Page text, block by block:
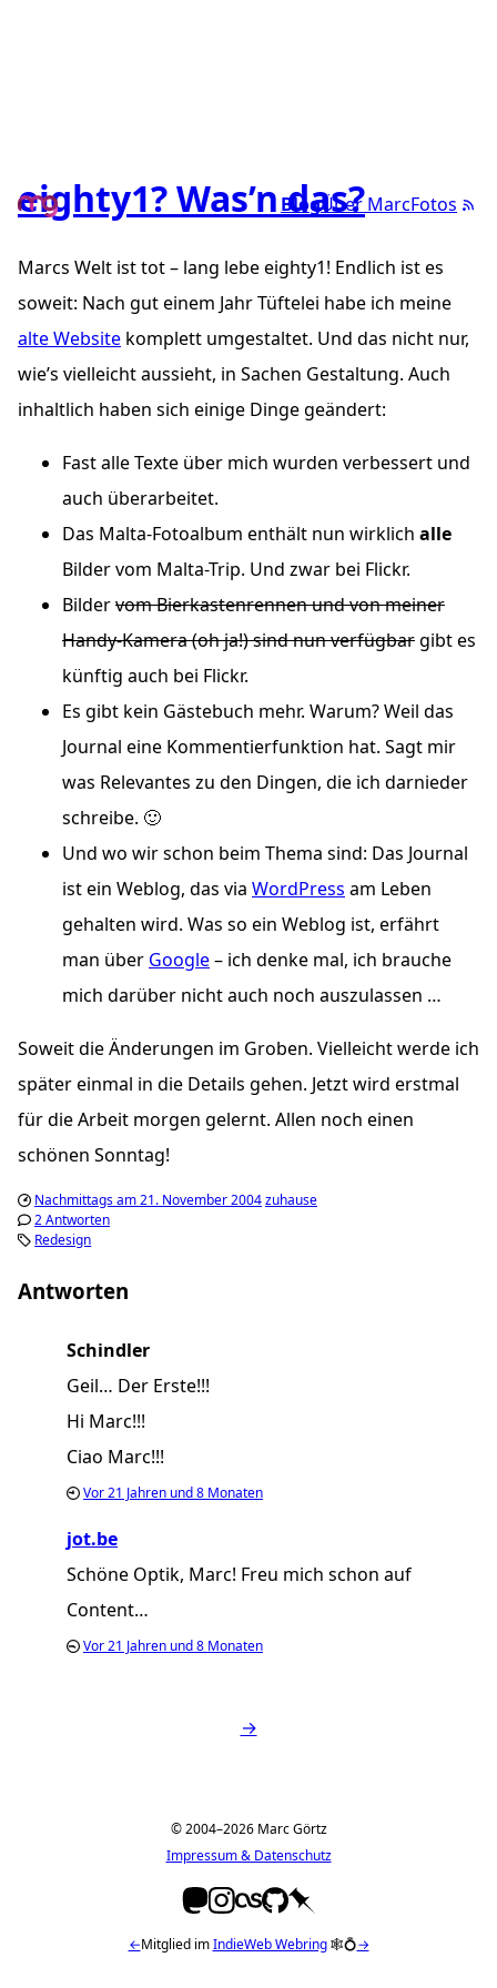
BlogÜber MarcFotos
eighty1? Was’n das?
Marcs Welt ist tot – lang lebe eighty1! Endlich ist es
soweit: Nach gut einem Jahr Tüftelei habe ich meine
alte Website komplett umgestaltet. Und das nicht nur,
wie’s vielleicht aussieht, in Sachen Gestaltung. Auch
inhaltlich haben sich einige Dinge geändert:
Fast alle Texte über mich wurden verbessert und
auch überarbeitet.
Das Malta-Fotoalbum enthält nun wirklich alle
Bilder vom Malta-Trip. Und zwar bei Flickr.
Bildervom Bierkastenrennen und von meiner
Handy-Kamera (oh ja!) sind nun verfügbargibt es
künftig auch bei Flickr.
Es gibt kein Gästebuch mehr. Warum? Weil das
Journal eine Kommentierfunktion hat. Sagt mir
was Relevantes zu den Dingen, die ich darnieder
schreibe. 🙂
Und wo wir schon beim Thema sind: Das Journal
ist ein Weblog, das via WordPress am Leben
gehalten wird. Was so ein Weblog ist, erfährt
man über Google– ich denke mal, ich brauche
mich darüber nicht auch noch auszulassen …
Soweit die Änderungen im Groben. Vielleicht werde ich
später einmal in die Details gehen. Jetzt wird erstmal
für die Arbeit morgen gelernt. Allen noch einen
schönen Sonntag!
Nachmittags am 21. November 2004zuhause
2 Antworten
Redesign
Antworten
Schindler
Geil… Der Erste!!!
Hi Marc!!!
Ciao Marc!!!
Vor21 Jahren und 8 Monaten
jot.be
Schöne Optik, Marc! Freu mich schon auf
Content…
Vor21 Jahren und 8 Monaten
→
© 2004–2026 Marc Görtz
Impressum & Datenschutz
←Mitglied imIndieWeb Webring🕸💍→